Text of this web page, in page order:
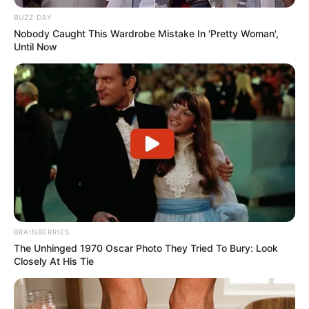
Beby Tsabina
TULIS KOMENTAR
Alamat email Anda tidak akan dipublikasikan. Ruas yang wajib ditandai
BUZZ DAY
Nobody Caught This Wardrobe Mistake In 'Pretty Woman',
Until Now
BRAINBERRIES
The Unhinged 1970 Oscar Photo They Tried To Bury: Look
Closely At His Tie